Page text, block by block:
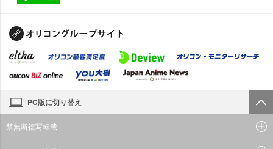
PC版に切り替え
禁無断複写転載